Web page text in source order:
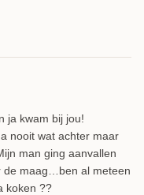
ja kwam bij jou!
nooit wat achter maar
man ging aanvallen
maag…ben al meteen
koken ??